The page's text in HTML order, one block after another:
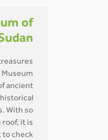
of
Museum
ancient
With so
roof, it is
to check